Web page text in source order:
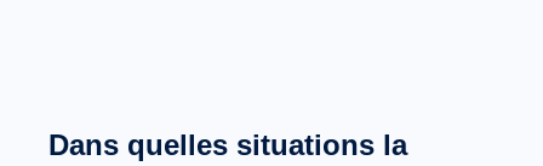
Dans quelles situations la